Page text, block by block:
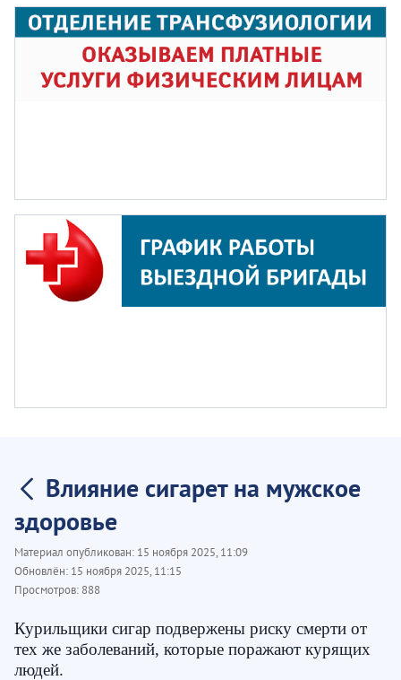
Влияние сигарет на мужское
здоровье
Материал опубликован: 15 ноября 2025, 11:09
Обновлён: 15 ноября 2025, 11:15
Просмотров: 888
Курильщики сигар подвержены риску смерти от
тех же заболеваний, которые поражают курящих
людей.